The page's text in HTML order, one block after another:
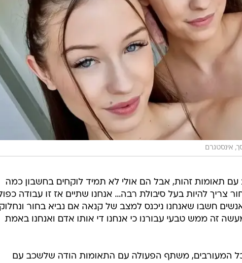
אינסטגרם
עם תאומות זהות, אבל הם אולי לא תמיד לוקחים בחשבון כמה
צריך להיות בעל סיבולת רבה... אנחנו שתיים אז זו עבודה
חשבו שאנחנו ניכנס למצב של קנאה אם נביא בחור
זה ממש טבעי עבורנו כי אנחנו די אותו אדם ואנחנו באמת
המעורבים, משתף הפעולה עם התאומות הודה שלשכב עם